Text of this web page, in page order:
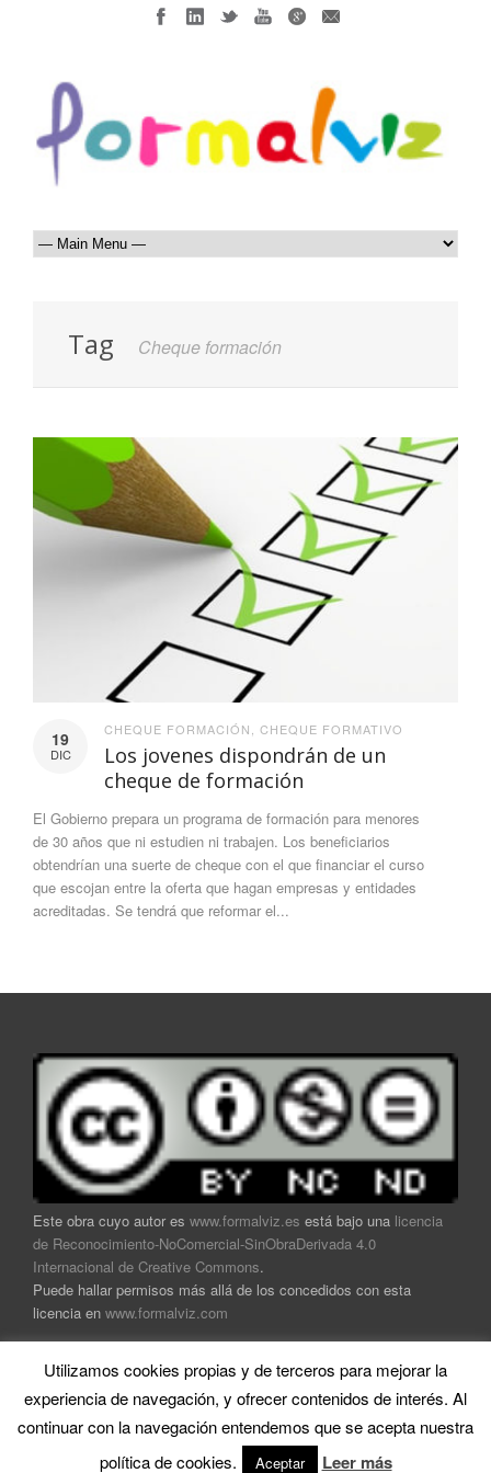
Tag Cheque formación
19
DIC
CHEQUE FORMACIÓN CHEQUE FORMATIVO
Los jovenes dispondrán de un
cheque de formación
El Gobierno prepara un programa de formación para menores
de 30 años que ni estudien ni trabajen. Los beneficiarios
obtendrían una suerte de cheque con el que financiar el curso
que escojan entre la oferta que hagan empresas y entidades
acreditadas. Se tendrá que reformar el...
Este obra cuyo autor es www.formalviz.es está bajo una licencia
de Reconocimiento-NoComercial-SinObraDerivada 4.0
Internacional de Creative Commons.
Puede hallar permisos más allá de los concedidos con esta
licencia en www.formalviz.com
Mapa | Contacto
nosotros | Aviso legal y política de privacidad
Utilizamos cookies propias y de terceros para mejorar la
experiencia de navegación, y ofrecer contenidos de interés. Al
continuar con la navegación entendemos que se acepta nuestra
política de cookies.
Aceptar Leer más